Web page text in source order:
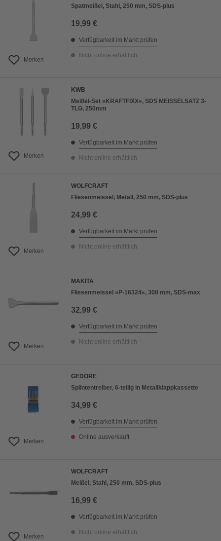
Merken
Spatmeißel, Stahl, 250 mm, SDS-plus
19,99 €
Verfügbarkeit im Markt prüfen
Nicht online erhältlich
Merken
KWB
Meißel-Set »KRAFTFIXX«, SDS MEISSELSATZ 3-
TLG, 250mm
19,99 €
Verfügbarkeit im Markt prüfen
Nicht online erhältlich
Merken
WOLFCRAFT
Fliesenmeissel, Metall, 250 mm, SDS-plus
24,99 €
Verfügbarkeit im Markt prüfen
Nicht online erhältlich
Merken
MAKITA
Fliesenmeissel »P-16324«, 300 mm, SDS-max
32,99 €
Verfügbarkeit im Markt prüfen
Nicht online erhältlich
Merken
GEDORE
Splintentreiber, 6-teilig in Metallklappkassette
34,99 €
Verfügbarkeit im Markt prüfen
Online ausverkauft
Merken
WOLFCRAFT
Meißel, Stahl, 250 mm, SDS-plus
16,99 €
Verfügbarkeit im Markt prüfen
Nicht online erhältlich